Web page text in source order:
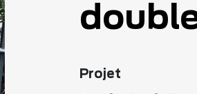
Projet